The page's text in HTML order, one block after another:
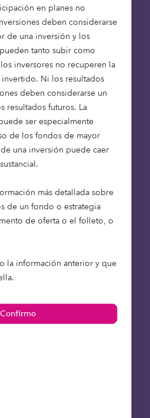
en planes no
deben considerarse
de una inversión y los
tanto subir como
inversores no recuperen la
Ni los resultados
deben considerarse un
resultados futuros. La
ser especialmente
de los fondos de mayor
una inversión puede caer
más detallada sobre
de un fondo o estrategia
de oferta o el folleto, o
la información anterior y que
los modernos
están
en que esta generación
envejecer en casa es
mayores siguen
casas familiares que ya no
propiedades que
difíciles de mantener y
que disminuye su
orientadas a la
ha sido habitual que los
con las generaciones
activa, el incremento de
la migración urbana, han